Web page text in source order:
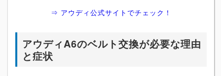
⇒ アウディ公式サイトでチェック！
アウディA6のベルト交換が必要な理由
と症状